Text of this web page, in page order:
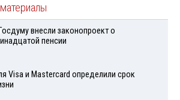
внесли законопроект о
пенсии
Visа и Mastercard определили срок